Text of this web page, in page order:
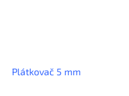
Plátkovač 5 mm